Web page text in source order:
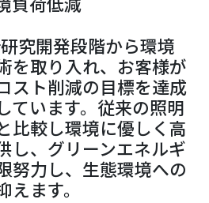
究開発段階から環境
を取り入れ、お客様が
スト削減の目標を達成
ています。従来の照明
比較し環境に優しく高
し、グリーンエネルギ
努力し、生態環境への
ます。